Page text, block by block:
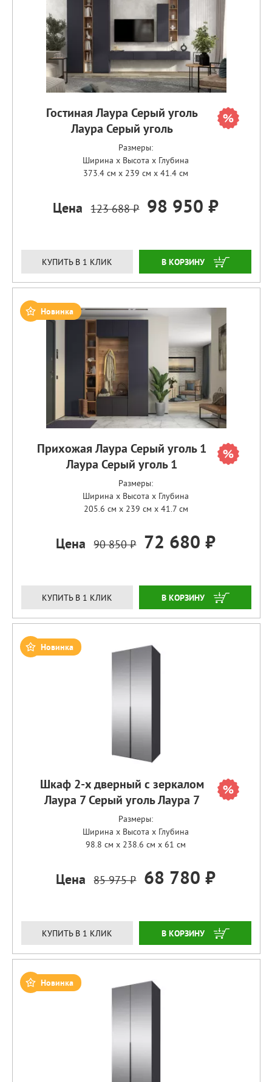
Гостиная Лаура Серый уголь
Лаура Серый уголь
Размеры:
Ширина x Высота x Глубина
373.4 см x 239 см x 41.4 см
Цена 123 688 ₽ 98 950 ₽
КУПИТЬ В 1 КЛИК ЗАКАЗАТЬ
Новинка
Прихожая Лаура Серый уголь 1
Лаура Серый уголь 1
Размеры:
Ширина x Высота x Глубина
205.6 см x 239 см x 41.7 см
Цена 90 850 ₽ 72 680 ₽
КУПИТЬ В 1 КЛИК ЗАКАЗАТЬ
Новинка
Шкаф 2-х дверный с зеркалом
Лаура 7 Серый уголь Лаура 7
Размеры:
Ширина x Высота x Глубина
98.8 см x 238.6 см x 61 см
Цена 85 975 ₽ 68 780 ₽
КУПИТЬ В 1 КЛИК ЗАКАЗАТЬ
Новинка